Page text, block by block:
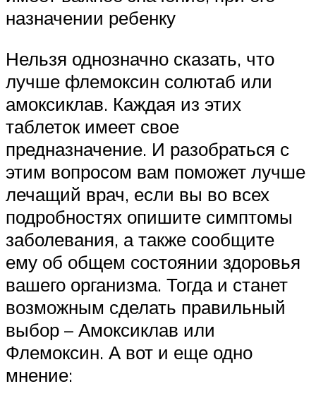
назначении ребенку
Нельзя однозначно сказать, что
лучше флемоксин солютаб или
амоксиклав. Каждая из этих
таблеток имеет свое
предназначение. И разобраться с
этим вопросом вам поможет лучше
лечащий врач, если вы во всех
подробностях опишите симптомы
заболевания, а также сообщите
ему об общем состоянии здоровья
вашего организма. Тогда и станет
возможным сделать правильный
выбор – Амоксиклав или
Флемоксин. А вот и еще одно
мнение: